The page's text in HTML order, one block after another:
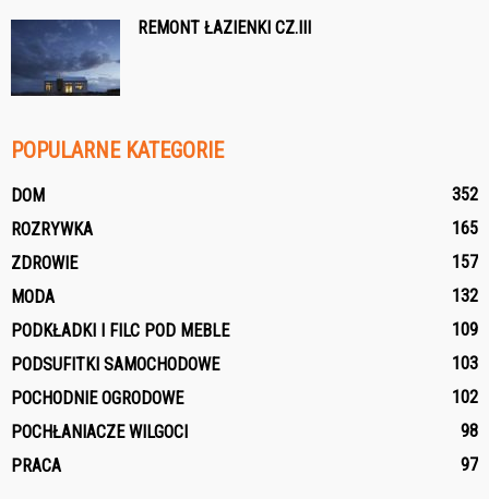
REMONT ŁAZIENKI CZ.III
POPULARNE KATEGORIE
DOM
352
ROZRYWKA
165
ZDROWIE
157
MODA
132
PODKŁADKI I FILC POD MEBLE
109
PODSUFITKI SAMOCHODOWE
103
POCHODNIE OGRODOWE
102
POCHŁANIACZE WILGOCI
98
PRACA
97